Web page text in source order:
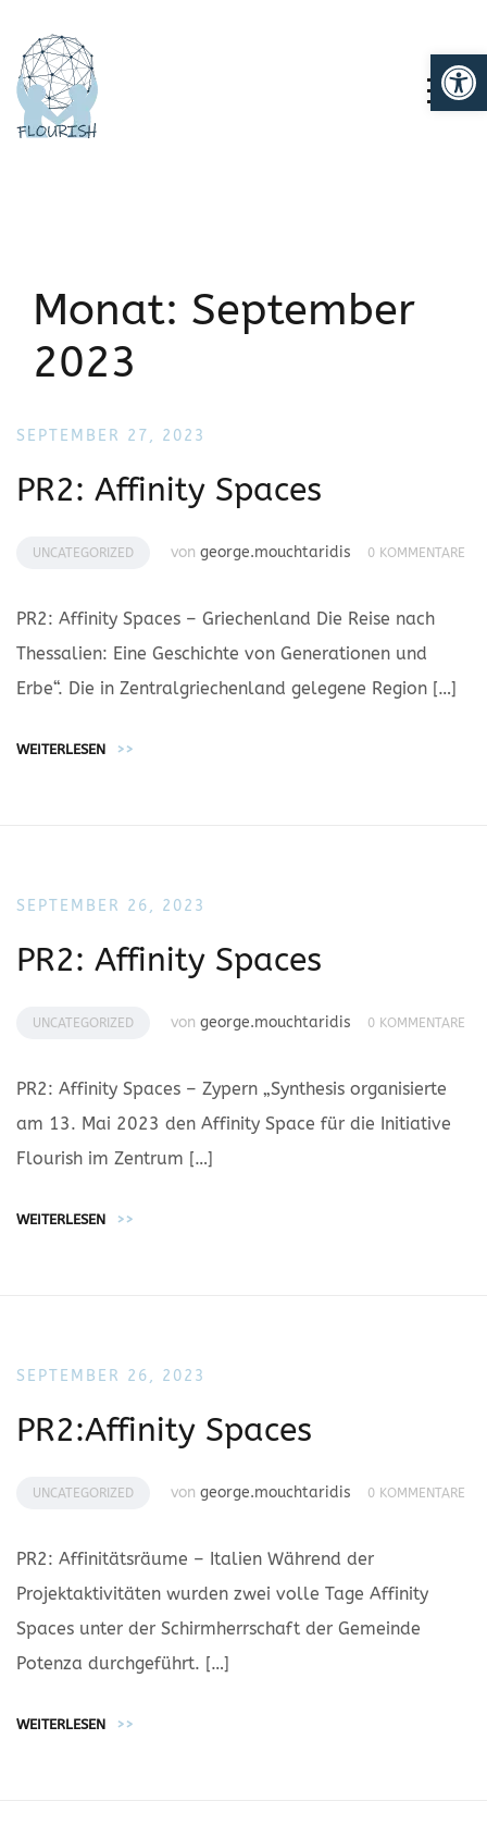
Monat: September
2023
SEPTEMBER 27, 2023
PR2: Affinity Spaces
UNCATEGORIZED von george.mouchtaridis 0 KOMMENTARE
PR2: Affinity Spaces – Griechenland Die Reise nach
Thessalien: Eine Geschichte von Generationen und
Erbe“. Die in Zentralgriechenland gelegene Region […]
WEITERLESEN >>
SEPTEMBER 26, 2023
PR2: Affinity Spaces
UNCATEGORIZED von george.mouchtaridis 0 KOMMENTARE
PR2: Affinity Spaces – Zypern „Synthesis organisierte
am 13. Mai 2023 den Affinity Space für die Initiative
Flourish im Zentrum […]
WEITERLESEN >>
SEPTEMBER 26, 2023
PR2:Affinity Spaces
UNCATEGORIZED von george.mouchtaridis 0 KOMMENTARE
PR2: Affinitätsräume – Italien Während der
Projektaktivitäten wurden zwei volle Tage Affinity
Spaces unter der Schirmherrschaft der Gemeinde
Potenza durchgeführt. […]
WEITERLESEN >>